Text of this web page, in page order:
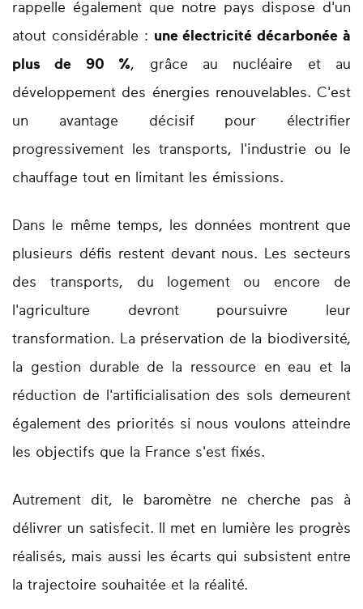
rappelle également que notre pays dispose d'un
atout considérable : une électricité décarbonée à
plus de 90 %, grâce au nucléaire et au
développement des énergies renouvelables. C'est
un avantage décisif pour électrifier
progressivement les transports, l'industrie ou le
chauffage tout en limitant les émissions.
Dans le même temps, les données montrent que
plusieurs défis restent devant nous. Les secteurs
des transports, du logement ou encore de
l'agriculture devront poursuivre leur
transformation. La préservation de la biodiversité,
la gestion durable de la ressource en eau et la
réduction de l'artificialisation des sols demeurent
également des priorités si nous voulons atteindre
les objectifs que la France s'est fixés.
Autrement dit, le baromètre ne cherche pas à
délivrer un satisfecit. Il met en lumière les progrès
réalisés, mais aussi les écarts qui subsistent entre
la trajectoire souhaitée et la réalité.